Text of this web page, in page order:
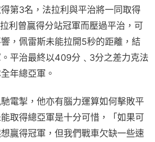
第3名，法拉利與平治將一同取得
利曾贏得分站冠軍而壓過平治，可
，佩雷斯未能拉開5秒的距離，結
平治最終以409分﹑3分之差力克法
年總亞軍。
電掣，他亦有腦力運算如何擊敗平
取得總亞軍是十分可惜，「如果可
贏得冠軍，但我們戰車欠缺一些速